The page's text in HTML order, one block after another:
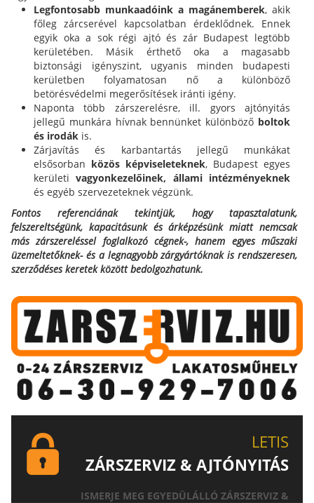
Legfontosabb munkaadóink a magánemberek, akik
főleg zárcserével kapcsolatban érdeklődnek. Ennek
egyik oka a sok régi ajtó és zár Budapest legtöbb
kerületében. Másik érthető oka a magasabb
biztonsági igényszint, ugyanis minden budapesti
kerületben folyamatosan nő a különböző
betörésvédelmi megerősítések iránti igény.
Naponta több zárszerelésre, ill. gyors ajtónyitás
jellegű munkára hívnak bennünket különböző boltok
és irodák is.
Zárjavítás és karbantartás jellegű munkákat
elsősorban közös képviseleteknek, Budapest egyes
kerületivagyonkezelőinek, állami intézményeknek
és egyéb szervezeteknek végzünk.
Fontos referenciának tekintjük, hogy tapasztalatunk,
felszereltségünk, kapacitásunk és árképzésünk miatt nemcsak
más zárszereléssel foglalkozó cégnek-, hanem egyes műszaki
üzemeltetőknek- és a legnagyobb zárgyártóknak is rendszeresen,
szerződéses keretek között bedolgozhatunk.
LETIS
ZÁRSZERVIZ & AJTÓNYITÁS
ISMERJE MEG EGYEDÜLÁLLÓ ZÁRSZERVIZ &